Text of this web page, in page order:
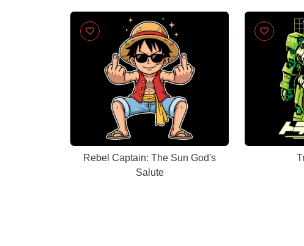
Rebel Captain: The Sun God's
Salute